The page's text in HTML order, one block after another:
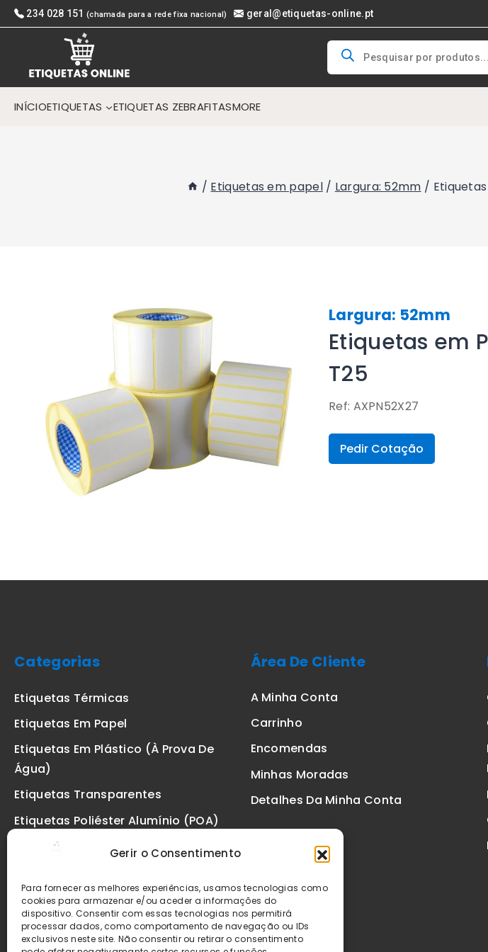
Gerir o Consentimento
Para fornecer as melhores experiências, usamos tecnologias como
cookies para armazenar e/ou aceder a informações do
dispositivo. Consentir com essas tecnologias nos permitirá
processar dados, como comportamento de navegação ou IDs
exclusivos neste site. Não consentir ou retirar o consentimento
Skip
to
234 028 151 (chamada para a rede fixa nacional) geral@etiquetas-online.pt
Products
search
INÍCIOETIQUETAS ETIQUETAS ZEBRAFITASMORE
/ Etiquetas em papel / Largura: 52mm /
Largura: 52mm
Etiquetas em
T25
Ref: AXPN52X27
Pedir Cotação
Categorias
Etiquetas Térmicas
Etiquetas Em Papel
Etiquetas Em Plástico (à Prova De
Água)
Etiquetas Transparentes
Etiquetas Poliéster Alumínio (POA)
Etiquetas De Segurança VOID
Etiquetas Zebra
Fitas
Área De Cliente
A Minha Conta
Carrinho
Encomendas
Minhas Moradas
Detalhes Da Minha Conta